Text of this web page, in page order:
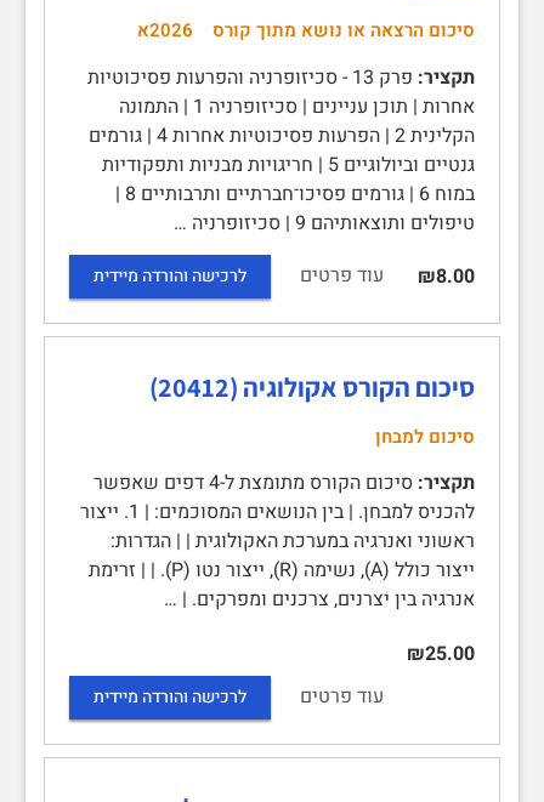
סיכום הרצאה או נושא מתוך קורס 2026א
תקציר:
פרק 13 - סכיזופרניה והפרעות פסיכוטיות
אחרות | תוכן עניינים | סכיזופרניה 1 | התמונה
הקלינית 2 | הפרעות פסיכוטיות אחרות 4 | גורמים
גנטיים וביולוגיים 5 | חריגויות מבניות ותפקודיות
במוח 6 | גורמים פסיכו־חברתיים ותרבותיים 8 |
טיפולים ותוצאותיהם 9 | סכיזופרניה …
₪8.00
עוד פרטים לרכישה והורדה מיידית
סיכום הקורס אקולוגיה (20412)
סיכום למבחן
תקציר:
סיכום הקורס מתומצת ל-4 דפים שאפשר
להכניס למבחן. | בין הנושאים המסוכמים: | 1. ייצור
ראשוני ואנרגיה במערכת האקולוגית | | הגדרות:
ייצור כולל (A), נשימה (R), ייצור נטו (P). | | זרימת
אנרגיה בין יצרנים, צרכנים ומפרקים. | …
₪25.00
עוד פרטים
לרכישה והורדה מיידית